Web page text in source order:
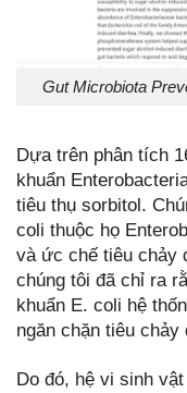
Gut Microbiota
Dựa trên phân tích
khuẩn
tiêu thụ sorbitol.
coli thuộc họ
và ức chế tiêu chảy
chúng tôi đã chỉ ra
khuẩn E. coli hệ
ngăn chặn tiêu
Do đó, hệ vi sinh